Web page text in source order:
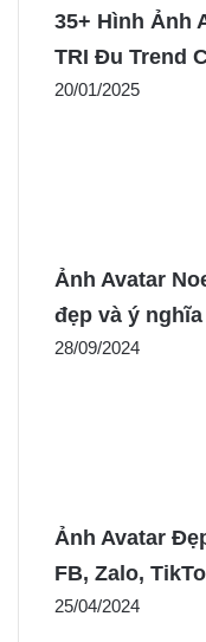
35+ Hình Ảnh
TRI Đu Trend
20/01/2025
Ảnh Avatar
đẹp và ý nghĩa
28/09/2024
Ảnh Avatar
FB, Zalo,
25/04/2024